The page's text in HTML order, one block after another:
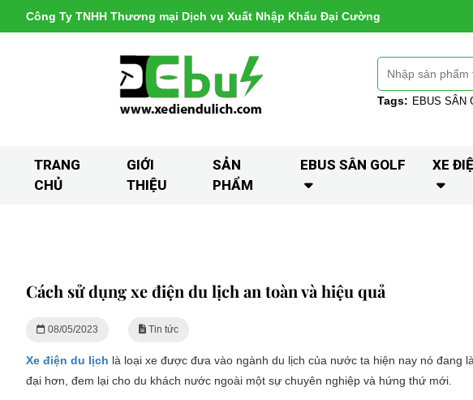
Công Ty TNHH Thương mại Dịch vụ Xuất Nhập Khẩu Đại Cường
Tags: EBUS SÂN
TRANG
CHỦ
GIỚI
THIỆU
SẢN
PHẨM
EBUS SÂN GOLF XE
Cách sử dụng xe điện du lịch an toàn và hiệu quả
08/05/2023 Tin tức
Xe điện du lịch là loại xe được đưa vào ngành du lịch của nước ta hiện nay nó đang
đại hơn, đem lại cho du khách nước ngoài một sự chuyên nghiệp và hứng thứ mới.